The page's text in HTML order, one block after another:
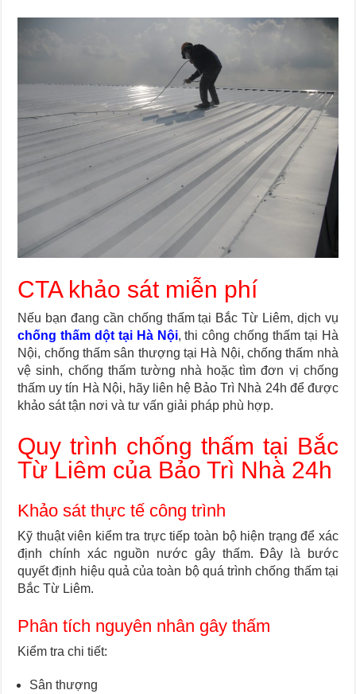
CTA khảo sát miễn phí
Nếu bạn đang cần chống thấm tại Bắc Từ Liêm, dịch vụ
chống thấm dột tại Hà Nội, thi công chống thấm tại Hà
Nội, chống thấm sân thượng tại Hà Nội, chống thấm nhà
vệ sinh, chống thấm tường nhà hoặc tìm đơn vị chống
thấm uy tín Hà Nội, hãy liên hệ Bảo Trì Nhà 24h để được
khảo sát tận nơi và tư vấn giải pháp phù hợp.
Quy trình chống thấm tại Bắc
Từ Liêm của Bảo Trì Nhà 24h
Khảo sát thực tế công trình
Kỹ thuật viên kiểm tra trực tiếp toàn bộ hiện trạng để xác
định chính xác nguồn nước gây thấm. Đây là bước
quyết định hiệu quả của toàn bộ quá trình chống thấm tại
Bắc Từ Liêm.
Phân tích nguyên nhân gây thấm
Kiểm tra chi tiết:
Sân thượng